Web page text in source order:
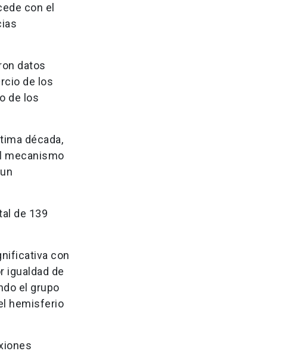
con el
datos
de los
de los
década,
mecanismo
de 139
con
igualdad de
el grupo
hemisferio